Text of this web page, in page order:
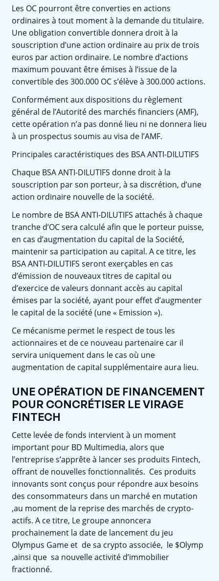
Les OC pourront être converties en actions
ordinaires à tout moment à la demande du titulaire.
Une obligation convertible donnera droit à la
souscription d’une action ordinaire au prix de trois
euros par action ordinaire. Le nombre d’actions
maximum pouvant être émises à l’issue de la
convertible des 300.000 OC s’élève à 300.000 actions.
Conformément aux dispositions du règlement
général de l’Autorité des marchés financiers (AMF),
cette opération n’a pas donné lieu ni ne donnera lieu
à un prospectus soumis au visa de l’AMF.
Principales caractéristiques des BSA ANTI-DILUTIFS
Chaque BSA ANTI-DILUTIFS donne droit à la
souscription par son porteur, à sa discrétion, d’une
action ordinaire nouvelle de la société.
Le nombre de BSA ANTI-DILUTIFS attachés à chaque
tranche d’OC sera calculé afin que le porteur puisse,
en cas d’augmentation du capital de la Société,
maintenir sa participation au capital. A ce titre, les
BSA ANTI-DILUTIFS seront exerçables en cas
d’émission de nouveaux titres de capital ou
d’exercice de valeurs donnant accès au capital
émises par la société, ayant pour effet d’augmenter
le capital de la société (une « Emission »).
Ce mécanisme permet le respect de tous les
actionnaires et de ce nouveau partenaire car il
servira uniquement dans le cas où une
augmentation de capital supplémentaire aura lieu.
UNE OPÉRATION DE FINANCEMENT
POUR CONCRÉTISER LE VIRAGE
FINTECH
Cette levée de fonds intervient à un moment
important pour BD Multimedia, alors que
l’entreprise s’apprête à lancer ses produits Fintech,
offrant de nouvelles fonctionnalités. Ces produits
innovants sont conçus pour répondre aux besoins
des consommateurs dans un marché en mutation
,au moment de la reprise des marchés de crypto-
actifs. A ce titre, Le groupe annoncera
prochainement la date de lancement du jeu
Olympus Game et de sa crypto associée, le $Olymp
,ainsi que sa nouvelle activité d’immobilier
fractionné.